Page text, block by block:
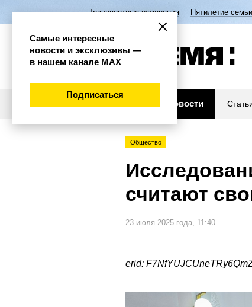
Транспортные изменения Пятилетие
Новости
Общество
считают
23 июля 2025 года, 11:40
erid:
Самые интересные
новости и эксклюзивы —
в нашем канале МАХ
Подписаться